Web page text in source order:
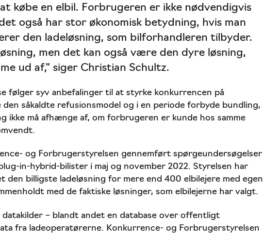
købe en elbil. Forbrugeren er ikke nødvendigvis
også har stor økonomisk betydning, hvis man
den ladeløsning, som bilforhandleren tilbyder.
men det kan også være den dyre løsning,
ud af," siger Christian Schultz.
følger syv anbefalinger til at styrke konkurrencen på
såkaldte refusionsmodel og i en periode forbyde bundling,
ikke må afhænge af, om forbrugeren er kunde hos samme
og Forbrugerstyrelsen gennemført spørgeundersøgelser
in-hybrid-bilister i maj og november 2022. Styrelsen har
den billigste ladeløsning for mere end 400 elbilejere med egen
med de faktiske løsninger, som elbilejerne har valgt.
datakilder – blandt andet en database over offentligt
fra ladeoperatørerne. Konkurrence- og Forbrugerstyrelsen